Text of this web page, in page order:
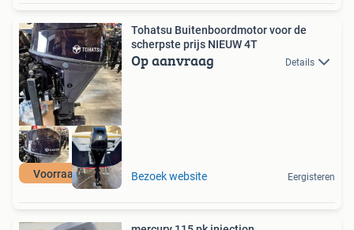
Voorraad actie
Tohatsu Buitenboordmotor voor de
scherpste prijs NIEUW 4T
Op aanvraag Details
Bezoek website Eergisteren